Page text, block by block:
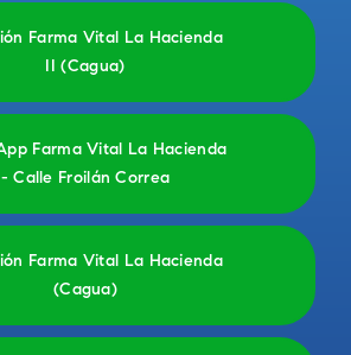
Farma Vital La Hacienda
II (Cagua)
Farma Vital La Hacienda
- Calle Froilán Correa
Farma Vital La Hacienda
(Cagua)